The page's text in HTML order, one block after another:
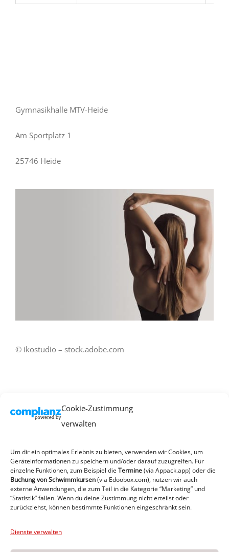
Cookie-Zustimmung
verwalten
Um dir ein optimales Erlebnis zu bieten, verwenden wir Cookies, um
Geräteinformationen zu speichern und/oder darauf zuzugreifen. Für
einzelne Funktionen, zum Beispiel die Termine(via Appack.app) oder die
Buchung von Schwimmkursen(via Edoobox.com), nutzen wir auch
externe Anwendungen, die zum Teil in die Kategorie “Marketing” und
“Statistik” fallen. Wenn du deine Zustimmung nicht erteilst oder
zurückziehst, können bestimmte Funktionen eingeschränkt sein.
Dienste verwalten
Gymnasikhalle MTV-Heide
Am Sportplatz 1
25746 Heide
© ikostudio – stock.adobe.com
Ähnliche Projekte
Faszien-